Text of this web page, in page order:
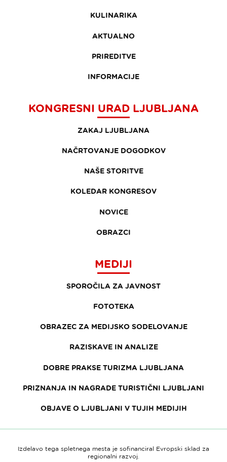
KULINARIKA
AKTUALNO
PRIREDITVE
INFORMACIJE
KONGRESNI URAD LJUBLJANA
ZAKAJ LJUBLJANA
NAČRTOVANJE DOGODKOV
NAŠE STORITVE
KOLEDAR KONGRESOV
NOVICE
OBRAZCI
MEDIJI
SPOROČILA ZA JAVNOST
FOTOTEKA
OBRAZEC ZA MEDIJSKO SODELOVANJE
RAZISKAVE IN ANALIZE
DOBRE PRAKSE TURIZMA LJUBLJANA
PRIZNANJA IN NAGRADE TURISTIČNI LJUBLJANI
OBJAVE O LJUBLJANI V TUJIH MEDIJIH
Izdelavo tega spletnega mesta je sofinanciral Evropski sklad za
regionalni razvoj.